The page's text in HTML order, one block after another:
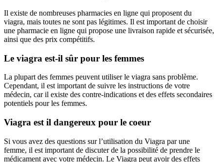
Il existe de nombreuses pharmacies en ligne qui proposent du
viagra, mais toutes ne sont pas légitimes. Il est important de choisir
une pharmacie en ligne qui propose une livraison rapide et sécurisée,
ainsi que des prix compétitifs.
Le viagra est-il sûr pour les femmes
La plupart des femmes peuvent utiliser le viagra sans problème.
Cependant, il est important de suivre les instructions de votre
médecin, car il existe des contre-indications et des effets secondaires
potentiels pour les femmes.
Viagra est il dangereux pour le coeur
Si vous avez des questions sur l’utilisation du Viagra par une
femme, il est important de discuter de la possibilité de prendre le
médicament avec votre médecin. Le Viagra peut avoir des effets